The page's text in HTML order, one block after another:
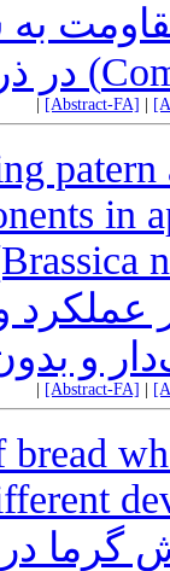
[Abstract-FA]
in
عملکرد
و
[Abstract-FA]
bread
گرما